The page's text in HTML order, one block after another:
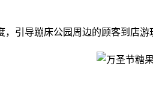
，引导蹦床公园周边的顾客到店